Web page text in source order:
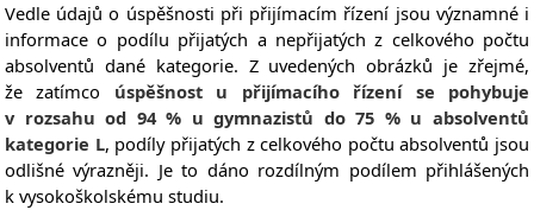
Vedle údajů o úspěšnosti při přijímacím řízení jsou významné i
informace o podílu přijatých a nepřijatých z celkového počtu
absolventů dané kategorie. Z uvedených obrázků je zřejmé,
že zatímco úspěšnost u přijímacího řízení se pohybuje
v rozsahu od 94 % u gymnazistů do 75 % u absolventů
kategorie L, podíly přijatých z celkového počtu absolventů jsou
odlišné výrazněji. Je to dáno rozdílným podílem přihlášených
k vysokoškolskému studiu.